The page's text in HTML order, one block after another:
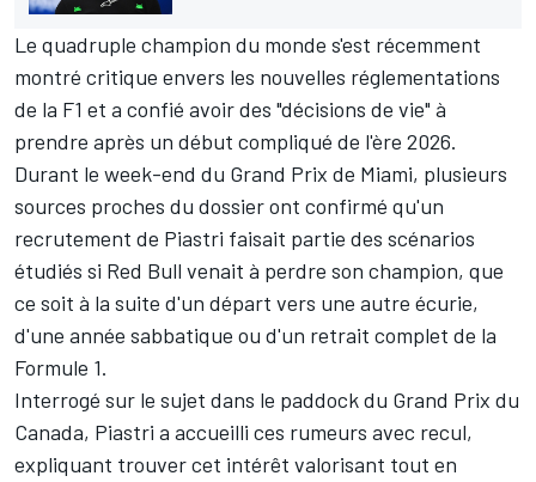
Le quadruple champion du monde s'est récemment
montré critique envers les nouvelles réglementations
de la F1 et a confié avoir des "décisions de vie" à
prendre après un début compliqué de l'ère 2026.
Durant le week-end du Grand Prix de Miami, plusieurs
sources proches du dossier ont confirmé qu'un
recrutement de Piastri faisait partie des scénarios
étudiés si Red Bull venait à perdre son champion, que
ce soit à la suite d'un départ vers une autre écurie,
d'une année sabbatique ou d'un retrait complet de la
Formule 1.
Interrogé sur le sujet dans le paddock du Grand Prix du
Canada, Piastri a accueilli ces rumeurs avec recul,
expliquant trouver cet intérêt valorisant tout en